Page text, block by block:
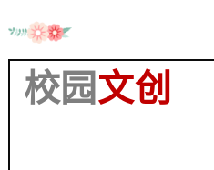
校园文创